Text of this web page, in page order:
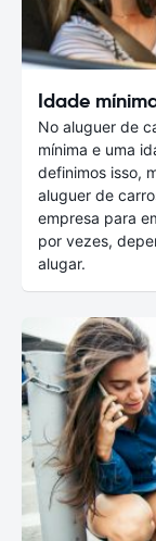
Idade
No aluguer de
mínima e uma
definimos isso,
aluguer de
empresa para
por vezes,
alugar.